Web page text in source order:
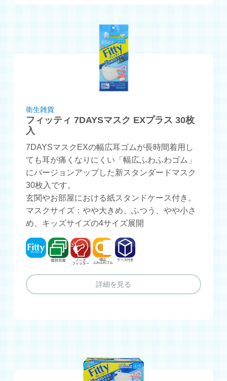
衛生雑貨
フィッティ 7DAYSマスク EXプラス 30枚
入
7DAYSマスクEXの幅広耳ゴムが長時間着用し
ても耳が痛くなりにくい「幅広ふわふわゴム」
にバージョンアップした新スタンダードマスク
30枚入です。
玄関やお部屋における紙スタンドケース付き。
マスクサイズ：やや大きめ、ふつう、やや小さ
め、キッズサイズの4サイズ展開
フィッティ個別包装ノーズフィッター
幅広ふわふわゴム
ケース付き
詳細を見る